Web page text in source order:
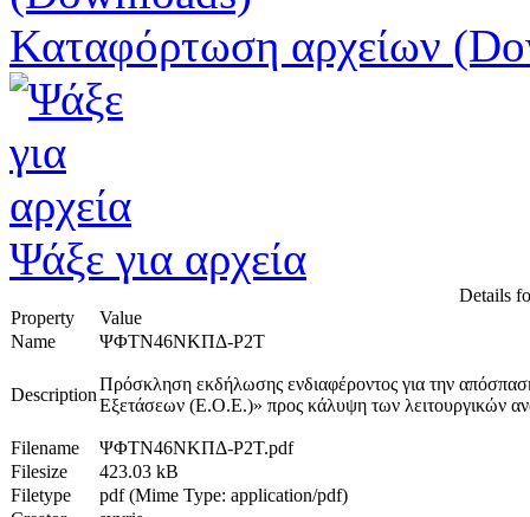
Καταφόρτωση αρχείων
Ψάξε για αρχεία
Details
Property
Value
Name
ΨΦΤΝ46ΝΚΠΔ-Ρ2Τ
Description
Πρόσκληση εκδήλωσης ενδιαφέροντος για την
Εξετάσεων (Ε.Ο.Ε.)» προς κάλυψη των λειτουργικών
Filename
ΨΦΤΝ46ΝΚΠΔ-Ρ2Τ.pdf
Filesize
423.03 kB
Filetype
pdf (Mime Type: application/pdf)